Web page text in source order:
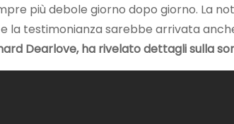
più debole giorno dopo giorno. La
la testimonianza sarebbe arrivata
Dearlove, ha rivelato dettagli sulla